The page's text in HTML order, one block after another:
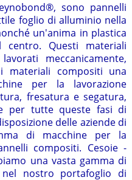
sono pannelli
foglio di alluminio nella
un'anima in plastica
Questi materiali
meccanicamente,
materiali compositi una
per la lavorazione
fresatura e segatura,
per tutte queste fasi di
delle aziende di
di macchine per la
compositi. Cesoie -
una vasta gamma di
nostro portafoglio di